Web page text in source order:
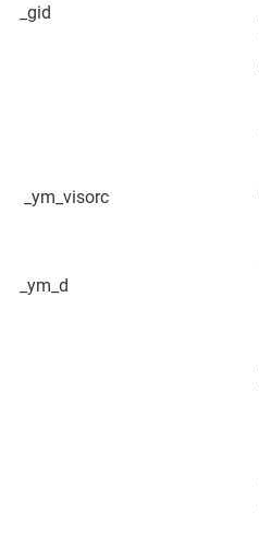
_gid
_ym_visorc
_ym_d